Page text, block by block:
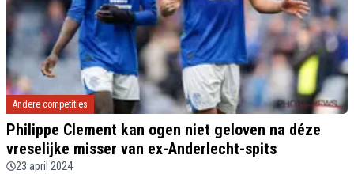
Andere competities
Philippe Clement kan ogen niet geloven na déze
vreselijke misser van ex-Anderlecht-spits
23 april 2024